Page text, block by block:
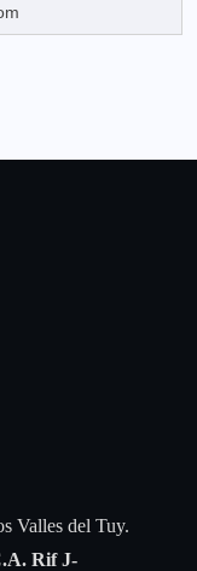
Valles del Tuy.
Rif J-